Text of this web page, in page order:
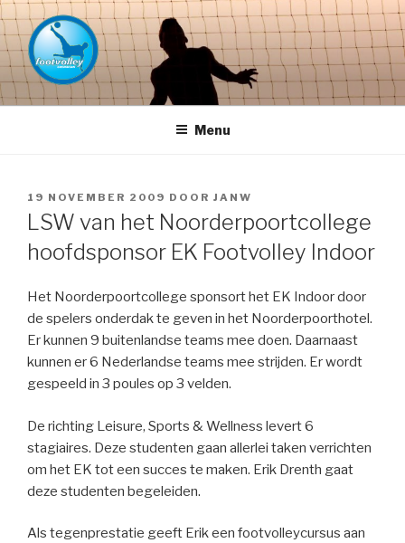
Naar
de
inhoud
springen
FOOTVOLLEY GRONINGEN –
THE HOME OF PETACCHI'S
Menu
GEPLAATST
OP
19 NOVEMBER 2009 DOOR JANW
LSW van het Noorderpoortcollege
hoofdsponsor EK Footvolley Indoor
Het Noorderpoortcollege sponsort het EK Indoor door
de spelers onderdak te geven in het Noorderpoorthotel.
Er kunnen 9 buitenlandse teams mee doen. Daarnaast
kunnen er 6 Nederlandse teams mee strijden. Er wordt
gespeeld in 3 poules op 3 velden.
De richting Leisure, Sports & Wellness levert 6
stagiaires. Deze studenten gaan allerlei taken verrichten
om het EK tot een succes te maken. Erik Drenth gaat
deze studenten begeleiden.
Als tegenprestatie geeft Erik een footvolleycursus aan